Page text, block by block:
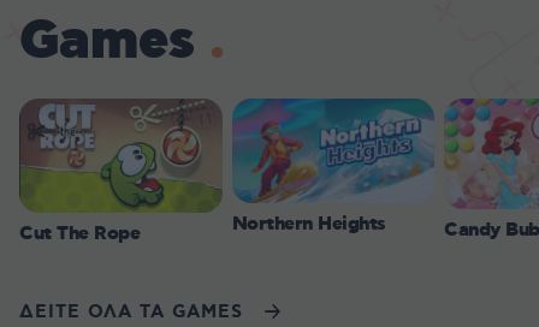
Games
Cut The Rope Northern Heights Candy
ΔΕΙΤΕ ΟΛΑ ΤΑ GAMES